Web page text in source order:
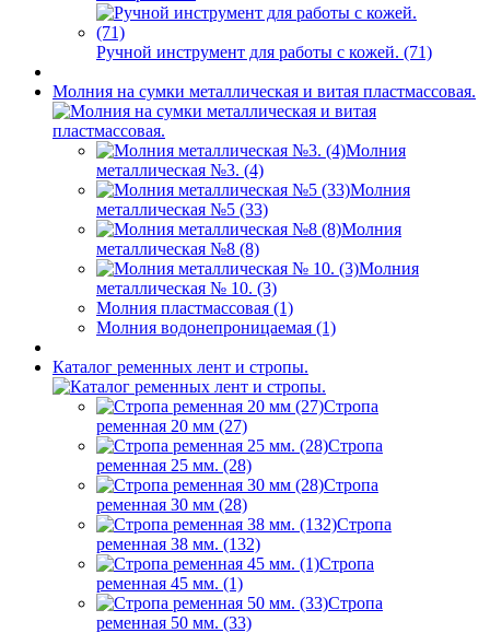
Ручной инструмент для работы с кожей. (71)
Молния на сумки металлическая и витая пластмассовая.
Молния
металлическая №3. (4)
Молния
металлическая №5 (33)
Молния
металлическая №8 (8)
Молния
металлическая № 10. (3)
Молния пластмассовая (1)
Молния водонепроницаемая (1)
Каталог ременных лент и стропы.
Стропа
ременная 20 мм (27)
Стропа
ременная 25 мм. (28)
Стропа
ременная 30 мм (28)
Стропа
ременная 38 мм. (132)
Стропа
ременная 45 мм. (1)
Стропа
ременная 50 мм. (33)